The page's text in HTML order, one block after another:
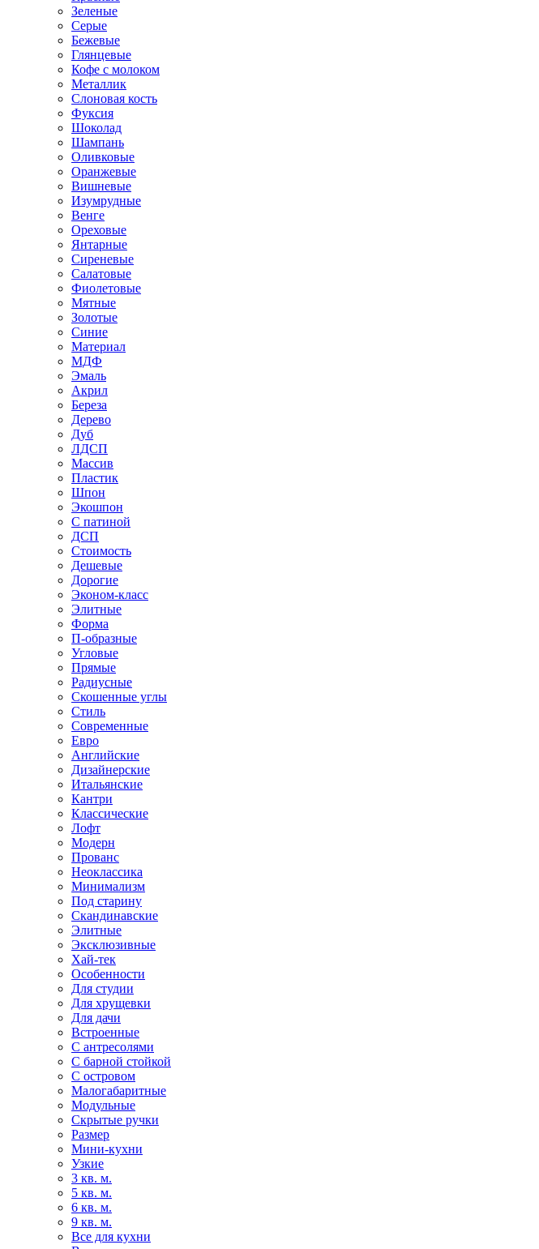
Зеленые
Серые
Бежевые
Глянцевые
Кофе с молоком
Металлик
Слоновая кость
Фуксия
Шоколад
Шампань
Оливковые
Оранжевые
Вишневые
Изумрудные
Венге
Ореховые
Янтарные
Сиреневые
Салатовые
Фиолетовые
Мятные
Золотые
Синие
Материал
МДФ
Эмаль
Акрил
Береза
Дерево
Дуб
ЛДСП
Массив
Пластик
Шпон
Экошпон
С патиной
ДСП
Стоимость
Дешевые
Дорогие
Эконом-класс
Элитные
Форма
П-образные
Угловые
Прямые
Радиусные
Скошенные углы
Стиль
Современные
Евро
Английские
Дизайнерские
Итальянские
Кантри
Классические
Лофт
Модерн
Прованс
Неоклассика
Минимализм
Под старину
Скандинавские
Элитные
Эксклюзивные
Хай-тек
Особенности
Для студии
Для хрущевки
Для дачи
Встроенные
С антресолями
С барной стойкой
С островом
Малогабаритные
Модульные
Скрытые ручки
Размер
Мини-кухни
Узкие
3 кв. м.
5 кв. м.
6 кв. м.
9 кв. м.
Все для кухни